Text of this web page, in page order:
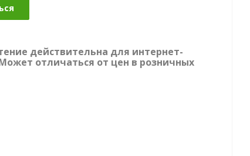
действительна для интернет-
отличаться от цен в розничных